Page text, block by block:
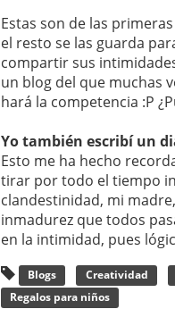
Estas son de las
el resto se las guarda
compartir sus
un blog del que muchas
hará la competencia :P
Yo también escribí un
Esto me ha hecho
tirar por todo el tiempo
clandestinidad, mi
inmadurez que todos
en la intimidad, pues
Blogs Creatividad
Regalos para niños